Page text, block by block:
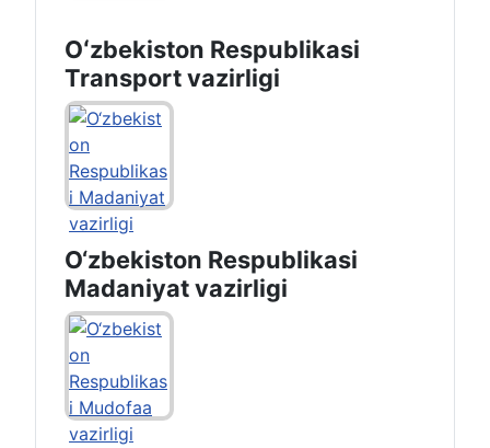
Oʻzbekiston Respublikasi
Transport vazirligi
O‘zbekiston Respublikasi
Madaniyat vazirligi